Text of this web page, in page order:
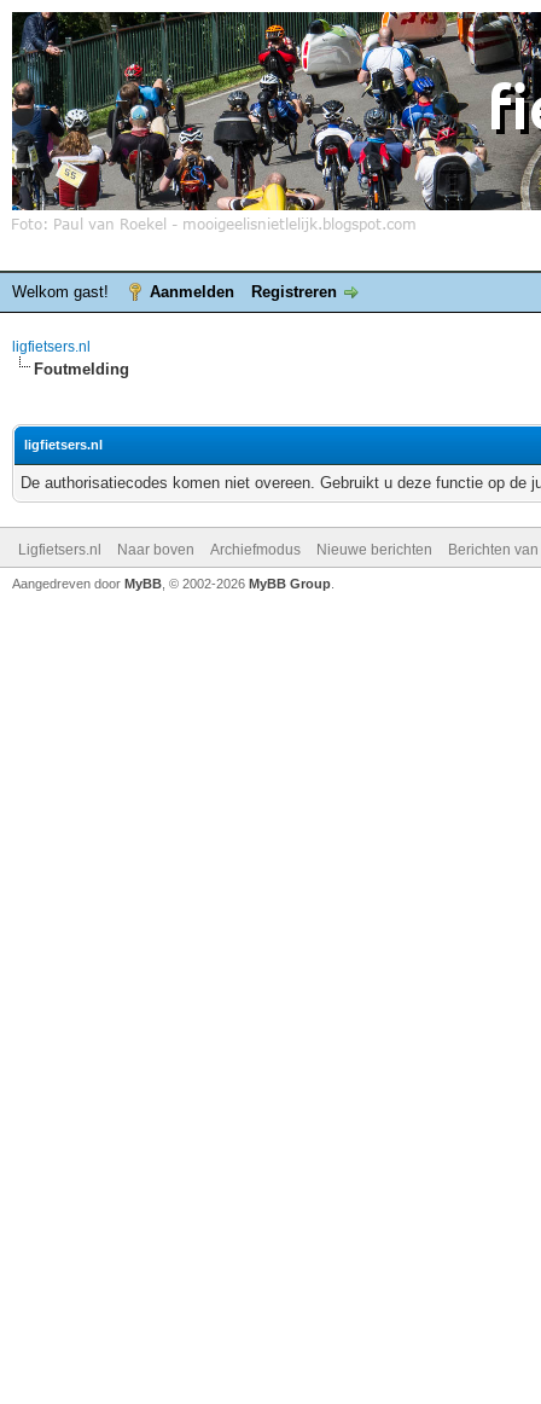
Welkom gast! Aanmelden Registreren
ligfietsers.nl
Foutmelding
ligfietsers.nl
De authorisatiecodes komen niet overeen. Gebruikt u deze functie op de
Ligfietsers.nl Naar boven Archiefmodus Nieuwe berichten Berichten
Aangedreven door MyBB , © 2002-2026 MyBB Group